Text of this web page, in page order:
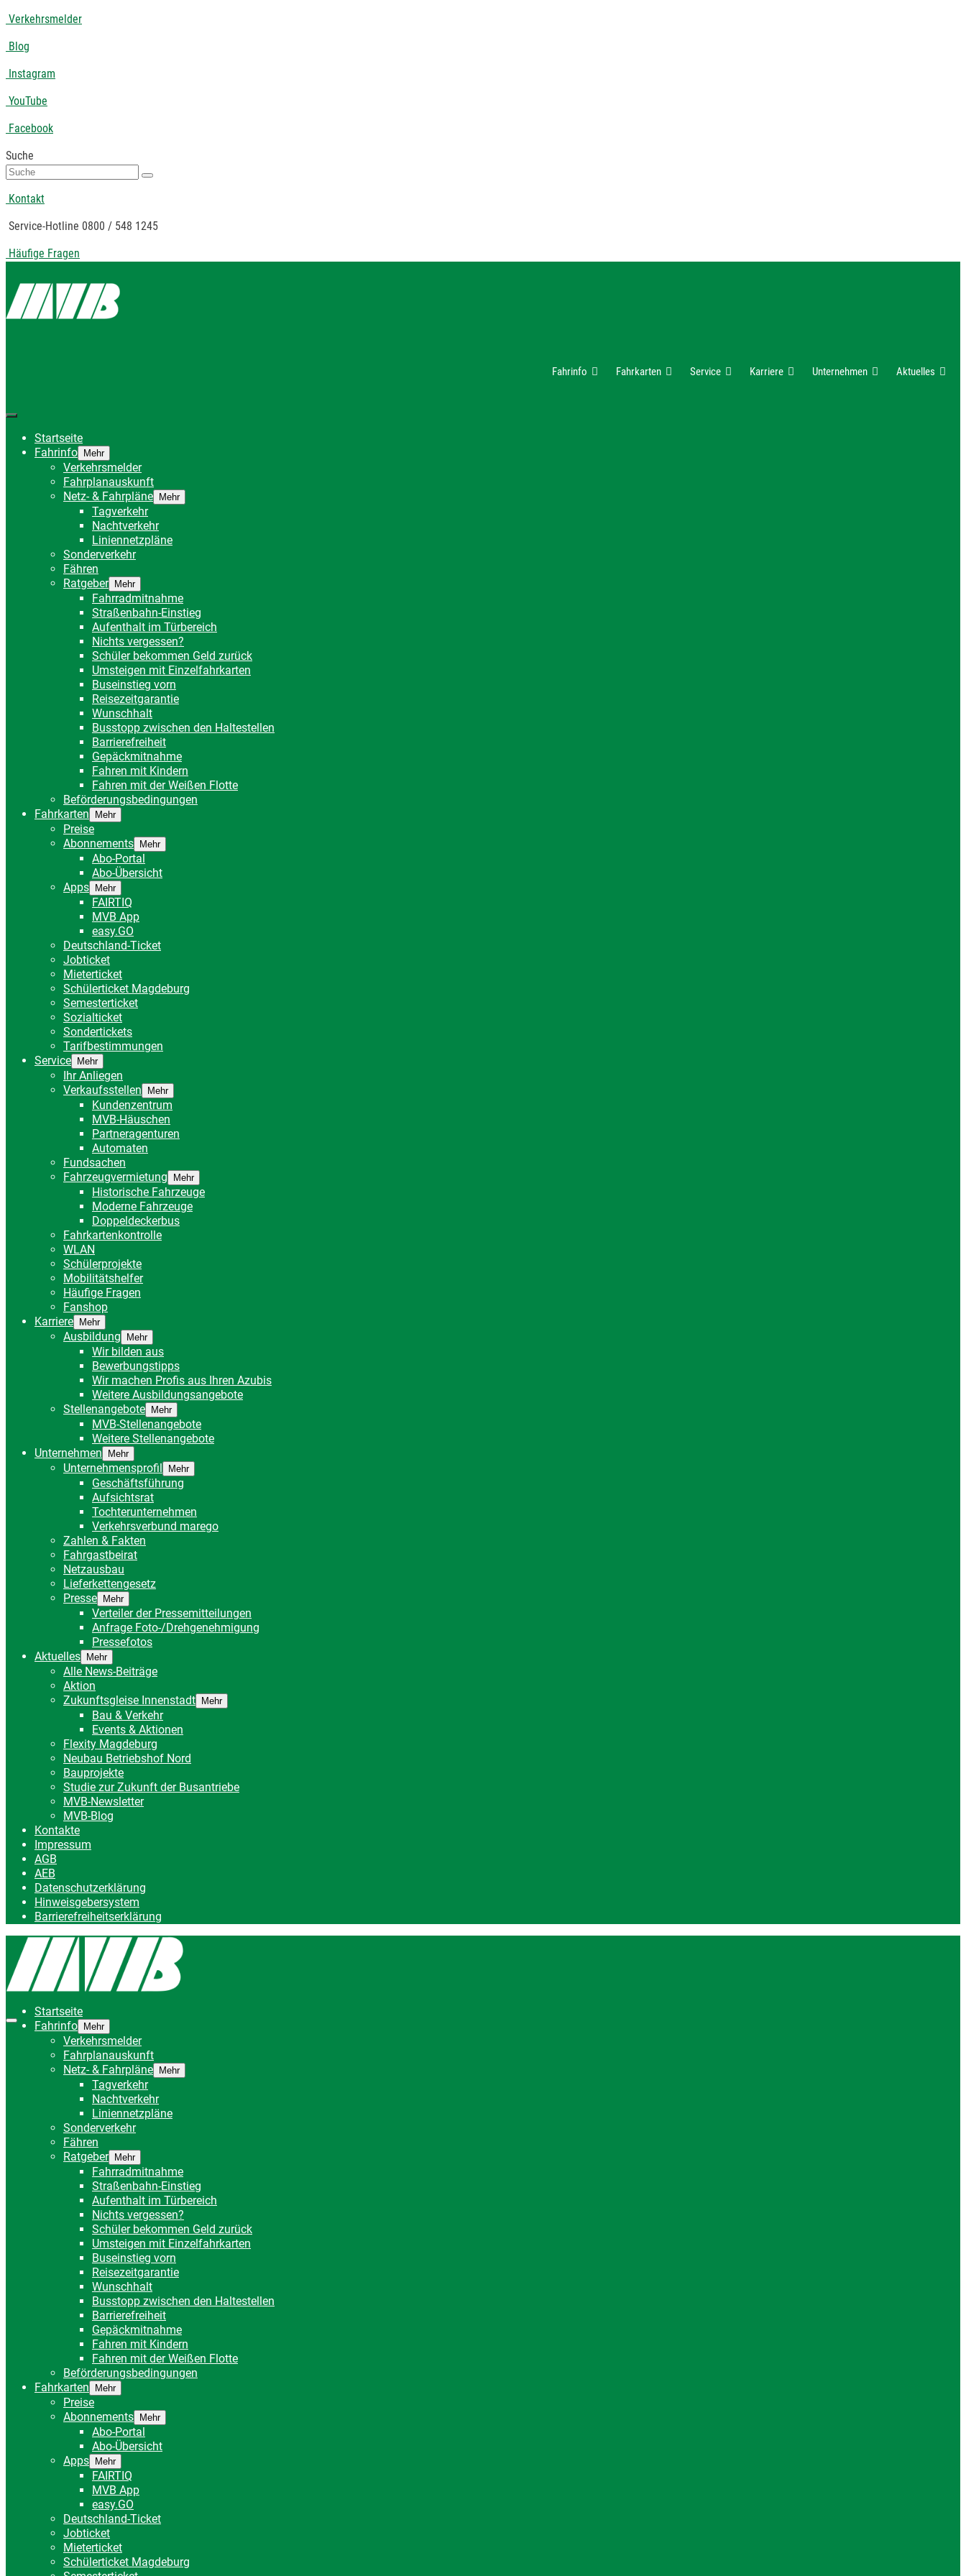
Verkehrsmelder
Blog
Instagram
YouTube
Facebook
Suche
Suche
Kontakt
Service-Hotline 0800 / 548 1245
Häufige Fragen
Fahrinfo Fahrkarten Service Karriere Unternehmen Aktuelles
Startseite
Fahrinfo
Mehr
Verkehrsmelder
Fahrplanauskunft
Netz- & Fahrpläne
Mehr
Tagverkehr
Nachtverkehr
Liniennetzpläne
Sonderverkehr
Fähren
Ratgeber
Mehr
Fahrradmitnahme
Straßenbahn-Einstieg
Aufenthalt im Türbereich
Nichts vergessen?
Schüler bekommen Geld zurück
Umsteigen mit Einzelfahrkarten
Buseinstieg vorn
Reisezeitgarantie
Wunschhalt
Busstopp zwischen den Haltestellen
Barrierefreiheit
Gepäckmitnahme
Fahren mit Kindern
Fahren mit der Weißen Flotte
Beförderungsbedingungen
Fahrkarten
Mehr
Preise
Abonnements
Mehr
Abo-Portal
Abo-Übersicht
Apps
Mehr
FAIRTIQ
MVB App
easy.GO
Deutschland-Ticket
Jobticket
Mieterticket
Schülerticket Magdeburg
Semesterticket
Sozialticket
Sondertickets
Tarifbestimmungen
Service
Mehr
Ihr Anliegen
Verkaufsstellen
Mehr
Kundenzentrum
MVB-Häuschen
Partneragenturen
Automaten
Fundsachen
Fahrzeugvermietung
Mehr
Historische Fahrzeuge
Moderne Fahrzeuge
Doppeldeckerbus
Fahrkartenkontrolle
WLAN
Schülerprojekte
Mobilitätshelfer
Häufige Fragen
Fanshop
Karriere
Mehr
Ausbildung Mehr
Wir bilden aus
Bewerbungstipps
Wir machen Profis aus Ihren Azubis
Weitere Ausbildungsangebote
Stellenangebote
Mehr
MVB-Stellenangebote
Weitere Stellenangebote
Unternehmen
Mehr
Unternehmensprofil Mehr
Geschäftsführung
Aufsichtsrat
Tochterunternehmen
Verkehrsverbund marego
Zahlen & Fakten
Fahrgastbeirat
Netzausbau
Lieferkettengesetz
Presse
Mehr
Verteiler der Pressemitteilungen
Anfrage Foto-/Drehgenehmigung
Pressefotos
Aktuelles
Mehr
Alle News-Beiträge
Aktion
Zukunftsgleise Innenstadt
Mehr
Bau & Verkehr
Events & Aktionen
Flexity Magdeburg
Neubau Betriebshof Nord
Bauprojekte
Studie zur Zukunft der Busantriebe
MVB-Newsletter
MVB-Blog
Kontakte
Impressum
AGB
AEB
Datenschutzerklärung
Hinweisgebersystem
Barrierefreiheitserklärung
Startseite
Fahrinfo
Mehr
Verkehrsmelder
Fahrplanauskunft
Netz- & Fahrpläne
Mehr
Tagverkehr
Nachtverkehr
Liniennetzpläne
Sonderverkehr
Fähren
Ratgeber
Mehr
Fahrradmitnahme
Straßenbahn-Einstieg
Aufenthalt im Türbereich
Nichts vergessen?
Schüler bekommen Geld zurück
Umsteigen mit Einzelfahrkarten
Buseinstieg vorn
Reisezeitgarantie
Wunschhalt
Busstopp zwischen den Haltestellen
Barrierefreiheit
Gepäckmitnahme
Fahren mit Kindern
Fahren mit der Weißen Flotte
Beförderungsbedingungen
Fahrkarten
Mehr
Preise
Abonnements
Mehr
Abo-Portal
Abo-Übersicht
Apps
Mehr
FAIRTIQ
MVB App
easy.GO
Deutschland-Ticket
Jobticket
Mieterticket
Schülerticket Magdeburg